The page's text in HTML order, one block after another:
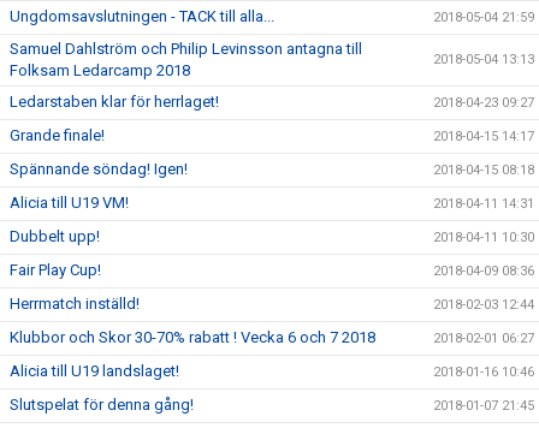
Ungdomsavslutningen - TACK till alla... 2018-05-04 21:59
Samuel Dahlström och Philip Levinsson antagna till
Folksam Ledarcamp 2018
2018-05-04 13:13
Ledarstaben klar för herrlaget! 2018-04-23 09:27
Grande finale! 2018-04-15 14:17
Spännande söndag! Igen! 2018-04-15 08:18
Alicia till U19 VM! 2018-04-11 14:31
Dubbelt upp! 2018-04-11 10:30
Fair Play Cup! 2018-04-09 08:36
Herrmatch inställd! 2018-02-03 12:44
Klubbor och Skor 30-70% rabatt ! Vecka 6 och 7 2018 2018-02-01 06:27
Alicia till U19 landslaget! 2018-01-16 10:46
Slutspelat för denna gång! 2018-01-07 21:45